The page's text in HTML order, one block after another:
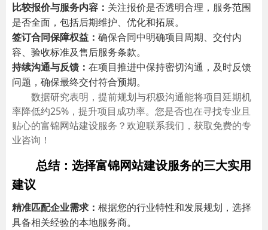
比较报价与服务内容： 关注报价是否透明合理，服务范围
是否全面，包括后期维护、优化和拓展。
签订合同保障权益： 确保合同中明确项目周期、交付内
容、验收标准及售后服务条款。
持续沟通与反馈： 在项目推进中保持密切沟通，及时反馈
问题，确保最终交付符合预期。
数据研究表明，提前规划与积极沟通能将项目延期机
率降低约25%，提升项目成功率。您是否也在寻找专业且
贴心的富锦网站建设服务？欢迎联系我们，获取免费的专
业咨询！
总结：选择富锦网站建设服务的三大实用
建议
精准匹配企业需求： 根据您的行业特性和发展规划，选择
具备相关经验的本地服务商。